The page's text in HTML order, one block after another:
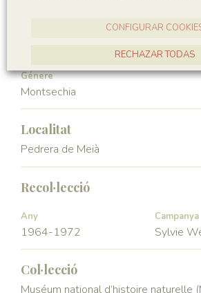
Familia
Génere
Montsechia
Localitat
Pedrera de Meià
Recol·lecció
Any
1964-1972
Campanya
Sylvie
Col·lecció
Muséum national d’histoire naturelle
CONFIGURAR
RECHAZAR TODAS
ACCEPTAR TOTES